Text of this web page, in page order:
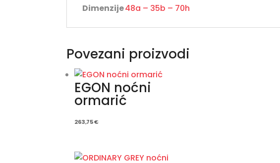
Dimenzije48a – 35b – 70h
Povezani proizvodi
EGON noćni
ormarić
263,75€